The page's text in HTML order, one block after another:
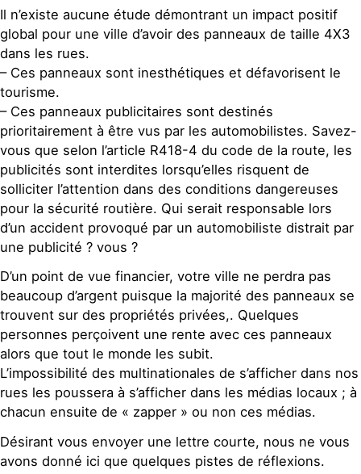
Il n’existe aucune étude démontrant un impact positif
global pour une ville d’avoir des panneaux de taille 4X3
dans les rues.
– Ces panneaux sont inesthétiques et défavorisent le
tourisme.
– Ces panneaux publicitaires sont destinés
prioritairement à être vus par les automobilistes. Savez-
vous que selon l’article R418-4 du code de la route, les
publicités sont interdites lorsqu’elles risquent de
solliciter l’attention dans des conditions dangereuses
pour la sécurité routière. Qui serait responsable lors
d’un accident provoqué par un automobiliste distrait par
une publicité ? vous ?
D’un point de vue financier, votre ville ne perdra pas
beaucoup d’argent puisque la majorité des panneaux se
trouvent sur des propriétés privées,. Quelques
personnes perçoivent une rente avec ces panneaux
alors que tout le monde les subit.
L’impossibilité des multinationales de s’afficher dans nos
rues les poussera à s’afficher dans les médias locaux ; à
chacun ensuite de « zapper » ou non ces médias.
Désirant vous envoyer une lettre courte, nous ne vous
avons donné ici que quelques pistes de réflexions.